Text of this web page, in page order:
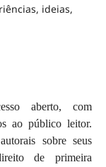
ideias,
aberto, com
ao público leitor.
sobre seus
de primeira